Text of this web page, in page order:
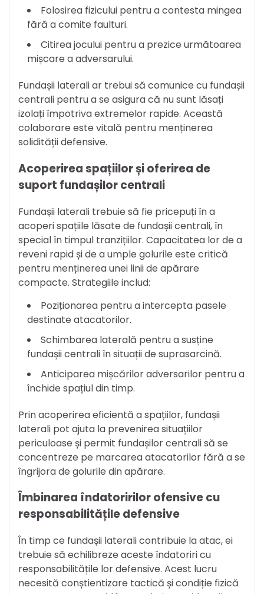
Folosirea fizicului pentru a contesta mingea
fără a comite faulturi.
Citirea jocului pentru a prezice următoarea
mișcare a adversarului.
Fundașii laterali ar trebui să comunice cu fundașii
centrali pentru a se asigura că nu sunt lăsați
izolați împotriva extremelor rapide. Această
colaborare este vitală pentru menținerea
solidității defensive.
Acoperirea spațiilor și oferirea de
suport fundașilor centrali
Fundașii laterali trebuie să fie pricepuți în a
acoperi spațiile lăsate de fundașii centrali, în
special în timpul tranzițiilor. Capacitatea lor de a
reveni rapid și de a umple golurile este critică
pentru menținerea unei linii de apărare
compacte. Strategiile includ:
Poziționarea pentru a intercepta pasele
destinate atacatorilor.
Schimbarea laterală pentru a susține
fundașii centrali în situații de suprasarcină.
Anticiparea mișcărilor adversarilor pentru a
închide spațiul din timp.
Prin acoperirea eficientă a spațiilor, fundașii
laterali pot ajuta la prevenirea situațiilor
periculoase și permit fundașilor centrali să se
concentreze pe marcarea atacatorilor fără a se
îngrijora de golurile din apărare.
Îmbinarea îndatoririlor ofensive cu
responsabilitățile defensive
În timp ce fundașii laterali contribuie la atac, ei
trebuie să echilibreze aceste îndatoriri cu
responsabilitățile lor defensive. Acest lucru
necesită conștientizare tactică și condiție fizică